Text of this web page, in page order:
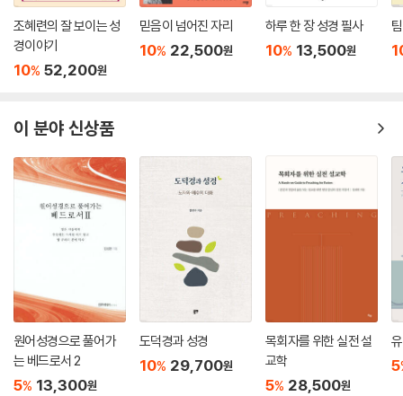
조혜련의 잘 보이는 성
경이야기
10% 52,200원
믿음이 넘어진 자리
10% 22,500원
하루 한 장 성경 필사
10% 13,500원
이 분야 신상품
원어성경으로 풀어가
는 베드로서 2
5% 13,300원
도덕경과 성경
10% 29,700원
목회자를 위한 실전 설
교학
5% 28,500원
5